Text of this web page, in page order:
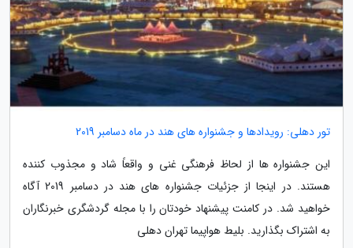
تور دهلی: رویدادها و جشنواره های هند در ماه دسامبر 2019
این جشنواره ها از لحاظ فرهنگی غنی و واقعاً شاد و مجذوب کننده
هستند. در اینجا از جزئیات جشنواره های هند در دسامبر 2019 آگاه
خواهید شد. در کامنت پیشنهاد خودتان را با مجله گردشگری خبرنگاران
به اشتراک بگذارید. بلیط هواپیما تهران دهلی